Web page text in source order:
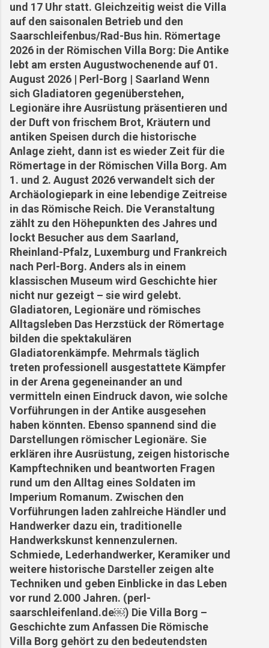
Dorf fast vollständig zerstört... Ortsgeschichte
in Gesichtern Holzen Franz: Gastwirt und
Original, der sich weigerte, das Dorf zu
verlassen. Schmetten Karl: Schmiedemeister in
vierter Generation – seine Werkstatt war Herz
und Ohr des Dorfes. Wiederaufbau und Zukunft
Nach Kriegsende began...
und 17 Uhr statt. Gleichzeitig weist die Villa
auf den saisonalen Betrieb und den
Saarschleifenbus/Rad-Bus hin. Römertage
2026 in der Römischen Villa Borg: Die Antike
lebt am ersten Augustwochenende auf 01.
August 2026 | Perl-Borg | Saarland Wenn
sich Gladiatoren gegenüberstehen,
Legionäre ihre Ausrüstung präsentieren und
der Duft von frischem Brot, Kräutern und
antiken Speisen durch die historische
Anlage zieht, dann ist es wieder Zeit für die
Römertage in der Römischen Villa Borg. Am
1. und 2. August 2026 verwandelt sich der
Archäologiepark in eine lebendige Zeitreise
in das Römische Reich. Die Veranstaltung
zählt zu den Höhepunkten des Jahres und
lockt Besucher aus dem Saarland,
Rheinland-Pfalz, Luxemburg und Frankreich
nach Perl-Borg. Anders als in einem
klassischen Museum wird Geschichte hier
nicht nur gezeigt – sie wird gelebt.
Gladiatoren, Legionäre und römisches
Alltagsleben Das Herzstück der Römertage
bilden die spektakulären
Gladiatorenkämpfe. Mehrmals täglich
treten professionell ausgestattete Kämpfer
in der Arena gegeneinander an und
vermitteln einen Eindruck davon, wie solche
Vorführungen in der Antike ausgesehen
haben könnten. Ebenso spannend sind die
Darstellungen römischer Legionäre. Sie
erklären ihre Ausrüstung, zeigen historische
Kampftechniken und beantworten Fragen
rund um den Alltag eines Soldaten im
Imperium Romanum. Zwischen den
Vorführungen laden zahlreiche Händler und
Handwerker dazu ein, traditionelle
Handwerkskunst kennenzulernen.
Schmiede, Lederhandwerker, Keramiker und
weitere historische Darsteller zeigen alte
Techniken und geben Einblicke in das Leben
vor rund 2.000 Jahren. (perl-
saarschleifenland.de⁠￼) Die Villa Borg –
Geschichte zum Anfassen Die Römische
Villa Borg gehört zu den bedeutendsten